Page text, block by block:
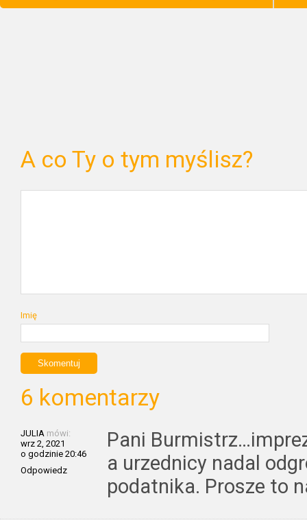
A co Ty o tym myślisz?
Imię
6 komentarzy
JULIA mówi:
wrz 2, 2021
o godzinie 20:46
Odpowiedz
Pani
a urzednicy nadal
podatnika. Prosze to